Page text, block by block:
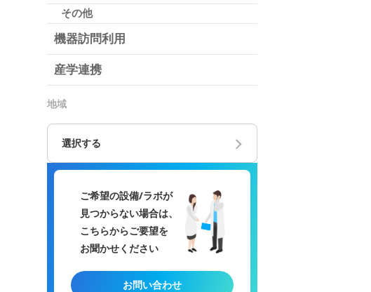
その他
機器訪問利用
産学連携
地域
選択する
ご希望の設備/ラボが
見つからない場合は、
こちらからご要望を
お聞かせください
お問い合わせ